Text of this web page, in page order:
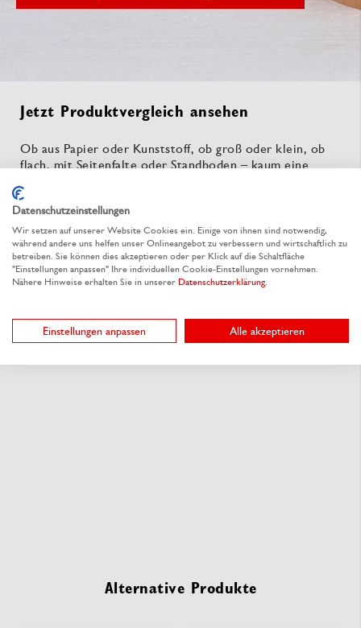
Jetzt Produktvergleich ansehen
Ob aus Papier oder Kunststoff, ob groß oder klein, ob
flach, mit Seitenfalte oder Standboden – kaum eine
Damit Sie den richtigen für Ihre Anwendung wählen,
zeigt Ihnen unserer praktischer Produktvergleich Beutel
aus Papier und Kunststoff in der Übersicht.
Alternative Produkte
Datenschutzeinstellungen
Wir setzen auf unserer Website Cookies ein. Einige von ihnen sind notwendig,
während andere uns helfen unser Onlineangebot zu verbessern und wirtschaftlich zu
betreiben. Sie können dies akzeptieren oder per Klick auf die Schaltfläche
"Einstellungen anpassen" Ihre individuellen Cookie-Einstellungen vornehmen.
Nähere Hinweise erhalten Sie in unserer Datenschutzerklärung
Einstellungen anpassen Alle akzeptieren